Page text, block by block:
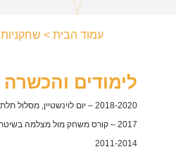
עמוד הבית > שחקניות
לימודים והכשרה
2018-2020 – יום לוינשטיין, מסלול תלת שנתי
2017 – קורס משחק מול מצלמה בשיטת איוונה צ'בק בהנחיית שחר רוזן
2011-2014